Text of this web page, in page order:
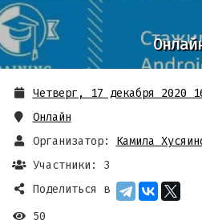
Четверг, 17 декабря 2020
Онлайн
Организатор:
Камила
Участники: 3
Поделиться в
50